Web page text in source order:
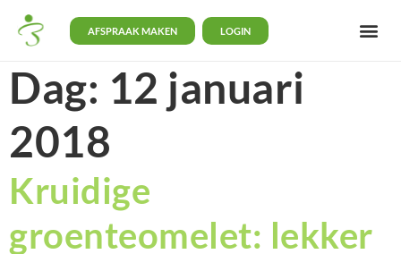
AFSPRAAK MAKEN LOGIN
Dag: 12 januari
2018
Kruidige
groenteomelet: lekker